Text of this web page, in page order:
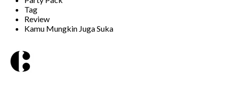
Tag
Review
Kamu Mungkin Juga Suka